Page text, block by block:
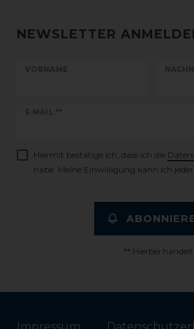
NEWSLETTER
VORNAME
E-MAIL **
Newsletter
Hiermit bestätige ich, dass ich die
habe. Meine Einwilligung kann ich
** Hierbei